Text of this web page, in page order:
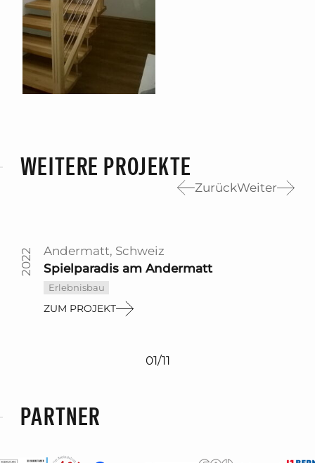
WEITERE PROJEKTE
ZurückWeiter
Spielparadis am Andermatt
Andermatt, Schweiz
2022
ZUM PROJEKT
Erlebnisbau
01/11
PARTNER